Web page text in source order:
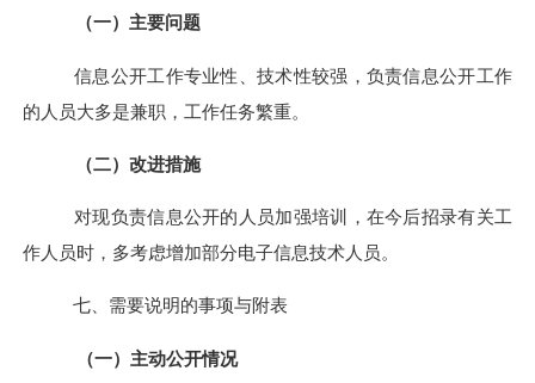
（一）主要问题
信息公开工作专业性、技术性较强，负责信息公开工作
的人员大多是兼职，工作任务繁重。
（二）改进措施
对现负责信息公开的人员加强培训，在今后招录有关工
作人员时，多考虑增加部分电子信息技术人员。
七、需要说明的事项与附表
（一）主动公开情况